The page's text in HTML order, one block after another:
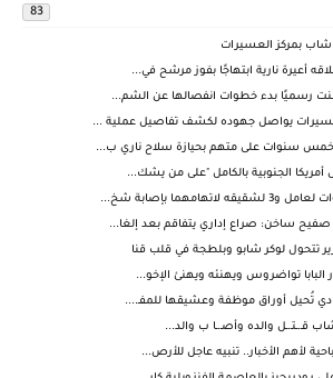
83
شاب بمركز العسيرات
أعيرة نارية ابتهاجًا بفوز مرشح في...
رسميًا بدء خطوات انفصالها عن الشم...
يواصل جهوده لكشف تفاصيل عملية ...
خمس سنوات على متهم بحيازة سلاح ناري ب...
أمريكا الجنوبية بالكامل "على من يشك...
ساخن: صراع إداري يتفاقم بعد إلغا...
تتحول لوكر شابو وبلطجة في قلب قنا
البابا تواضروس ويهنئه ويهنئ الإخو...
تُحيل أوراق موظفة وعشيقها للمفـ....
قـ.ـتـ.ـل والده وأصـ.ـا ب والد...
لأهم الأخبار.. تنبيه عاجل للأرص...